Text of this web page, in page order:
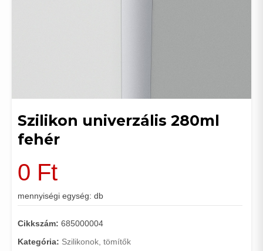
Szilikon univerzális 280ml
fehér
0 Ft
mennyiségi egység: db
Cikkszám: 685000004
Kategória: Szilikonok, tömítők